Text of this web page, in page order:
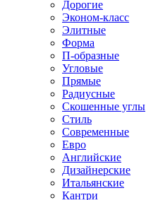
Дорогие
Эконом-класс
Элитные
Форма
П-образные
Угловые
Прямые
Радиусные
Скошенные углы
Стиль
Современные
Евро
Английские
Дизайнерские
Итальянские
Кантри